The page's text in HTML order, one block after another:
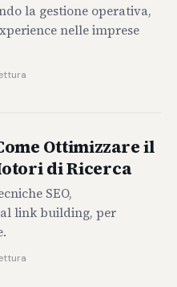
la gestione operativa,
nelle imprese
Ottimizzare il
di Ricerca
SEO,
al link building, per